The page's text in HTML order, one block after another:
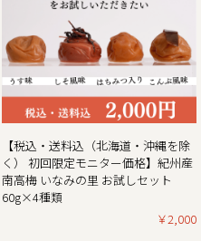
案内｜紀州南高梅ご家庭用
お買い得価格にて販売
ットが大変お得にお買い求
します。また、期間中当企
様全員に「梅エキス飴」も
高梅の梅干しをご賞味くだ
【税込・送料込（北海道・沖縄を除
く） 初回限定モニター価格】紀州産
南高梅 いなみの里 お試しセット
60g×4種類
￥2,000